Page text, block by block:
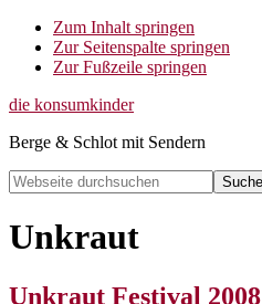
Zum Inhalt springen
Zur Seitenspalte springen
Zur Fußzeile springen
die konsumkinder
Berge & Schlot mit Sendern
Webseite
durchsuchen
Search
Unkraut
Unkraut Festival 2008